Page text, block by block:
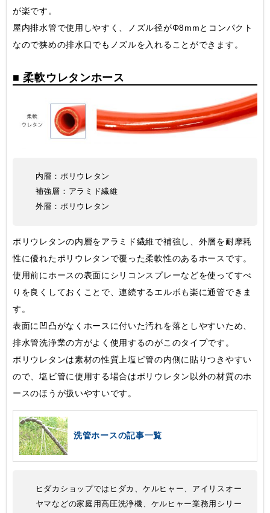
が楽です。
屋内排水管で使用しやすく、ノズル径がΦ8mmとコンパクト
なので狭めの排水口でもノズルを入れることができます。
■ 柔軟ウレタンホース
内層：ポリウレタン
補強層：アラミド繊維
外層：ポリウレタン
ポリウレタンの内層をアラミド繊維で補強し、外層を耐摩耗
性に優れたポリウレタンで覆った柔軟性のあるホースです。
使用前にホースの表面にシリコンスプレーなどを使ってすべ
りを良くしておくことで、連続するエルボも楽に通管できま
す。
表面に凹凸がなくホースに付いた汚れを落としやすいため、
排水管洗浄業の方がよく使用するのがこのタイプです。
ポリウレタンは素材の性質上塩ビ管の内側に貼りつきやすい
ので、塩ビ管に使用する場合はポリウレタン以外の材質のホ
ースのほうが扱いやすいです。
洗管ホースの記事一覧
ヒダカショップではヒダカ、ケルヒャー、アイリスオー
ヤマなどの家庭用高圧洗浄機、ケルヒャー業務用シリー